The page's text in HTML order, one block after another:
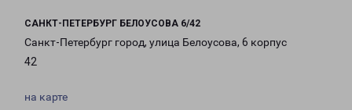
САНКТ-ПЕТЕРБУРГ БЕЛОУСОВА 6/42
Санкт-Петербург город, улица Белоусова, 6 корпус
42
на карте